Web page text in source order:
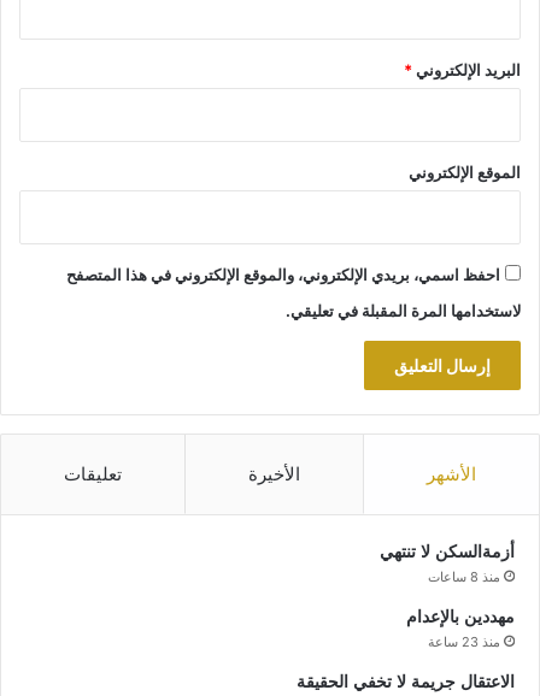
البريد الإلكتروني*
الموقع الإلكتروني
احفظ اسمي، بريدي الإلكتروني، والموقع الإلكتروني في هذا المتصفح
لاستخدامها المرة المقبلة في تعليقي.
الأشهر الأخيرة تعليقات
أزمةالسكن لا تنتهي
منذ 8 ساعات
مهددين بالإعدام
منذ 23 ساعة
الاعتقال جريمة لا تخفي الحقيقة